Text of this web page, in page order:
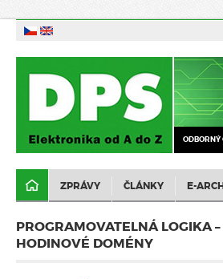
ODBORNÝ
ZPRÁVY ČLÁNKY E-
PROGRAMOVATELNÁ LOGIKA
HODINOVÉ DOMÉNY